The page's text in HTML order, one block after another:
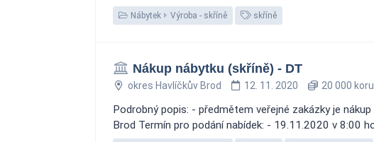
Nábytek Výroba - skříně skříně
Nákup nábytku (skříně) - DT
okres Havlíčkův Brod 12. 11. 2020 20 000
Podrobný popis: - předmětem veřejné zakázky je
Brod Termín pro podání nabídek: - 19.11.2020 v 8:00